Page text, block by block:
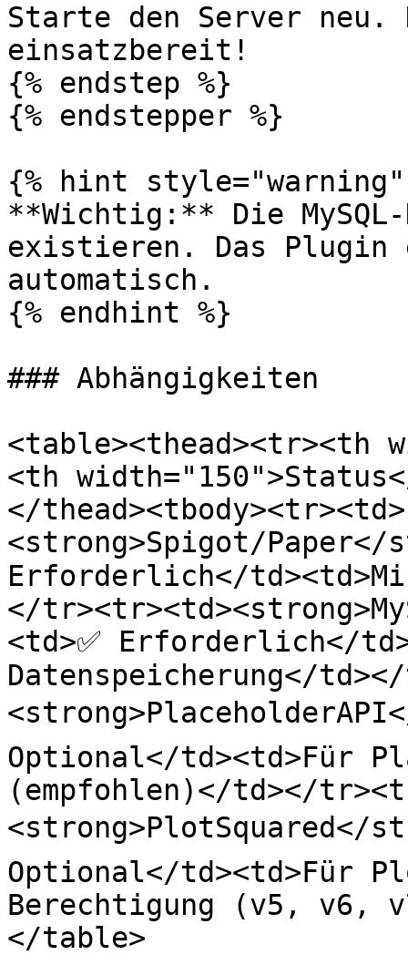
Starte den Server
einsatzbereit!
{% endstep %}
{% endstepper %}
{% hint style="warning"
**Wichtig:** Die
existieren. Das
automatisch.
{% endhint %}
### Abhängigkeiten
<table><thead><tr><th
<th
</thead><tbody><tr><td>
<strong>Spigot/Paper</
Erforderlich</
</
<td>✅ Erforderlich</
Datenspeicherung</
Optional</td><td>Für
(empfohlen)</td></
<strong>PlotSquared</
Optional</td><td>Für
Berechtigung (v5, v6,
</table>